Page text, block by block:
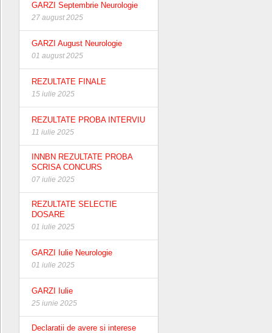
GARZI Septembrie Neurologie
27 august 2025
GARZI August Neurologie
01 august 2025
REZULTATE FINALE
15 iulie 2025
REZULTATE PROBA INTERVIU
11 iulie 2025
INNBN REZULTATE PROBA
SCRISA CONCURS
07 iulie 2025
REZULTATE SELECTIE
DOSARE
01 iulie 2025
GARZI Iulie Neurologie
01 iulie 2025
GARZI Iulie
25 iunie 2025
Declaratii de avere si interese